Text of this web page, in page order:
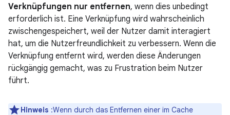
Verknüpfungen nur entfernen, wenn dies unbedingt
erforderlich ist. Eine Verknüpfung wird wahrscheinlich
zwischengespeichert, weil der Nutzer damit interagiert
hat, um die Nutzerfreundlichkeit zu verbessern. Wenn die
Verknüpfung entfernt wird, werden diese Änderungen
rückgängig gemacht, was zu Frustration beim Nutzer
führt.
Hinweis :Wenn durch das Entfernen einer im Cache